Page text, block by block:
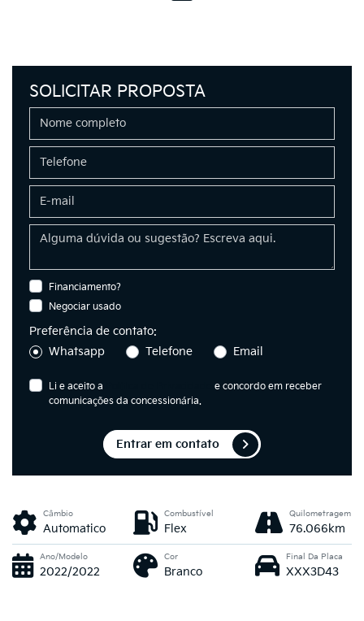
SOLICITAR PROPOSTA
Financiamento?
Negociar usado
Preferência de contato:
Whatsapp
Telefone Email
Li e aceito a
e concordo em receber
comunicações da concessionária.
Entrar em contato
Câmbio
Automatico
Combustível
Flex
Quilometragem
76.066km
Ano/Modelo
2022/2022
Cor
Branco
Final Da Placa
XXX3D43